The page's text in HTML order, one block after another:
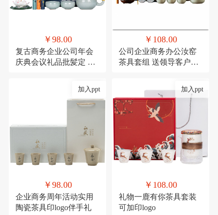
￥98.00
复古商务企业公司年会
庆典会议礼品批髪定 制
￥108.00
公司企业商务办公汝窑
茶具套组 送领导客户实
加入ppt
￥98.00
企业商务周年活动实用
陶瓷茶具印logo伴手礼
加入ppt
￥108.00
礼物一鹿有你茶具套装
可加印logo